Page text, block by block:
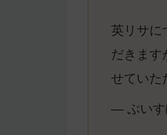
英リサに
だきます
せていた
— ぶいす